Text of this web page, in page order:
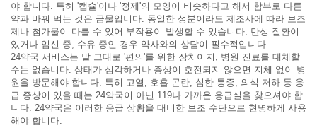
야 합니다. 특히 '캡슐'이나 '정제'의 모양이 비슷하다고 해서 함부로 다른
약과 바꿔 먹는 것은 금물입니다. 동일한 성분이라도 제조사에 따라 보조
제나 첨가물이 다를 수 있어 부작용이 발생할 수 있습니다. 만성 질환이
있거나 임신 중, 수유 중인 경우 약사와의 상담이 필수적입니다.
24약국 서비스는 말 그대로 '편의'를 위한 장치이지, 병원 진료를 대체할
수는 없습니다. 상태가 심각하거나 증상이 호전되지 않으면 지체 없이 병
원을 방문해야 합니다. 특히 고열, 호흡 곤란, 심한 통증, 의식 저하 등 응
급 증상이 있을 때는 24약국이 아닌 119나 가까운 응급실을 찾으셔야 합
니다. 24약국은 이러한 응급 상황을 대비한 보조 수단으로 현명하게 사용
해야 합니다.